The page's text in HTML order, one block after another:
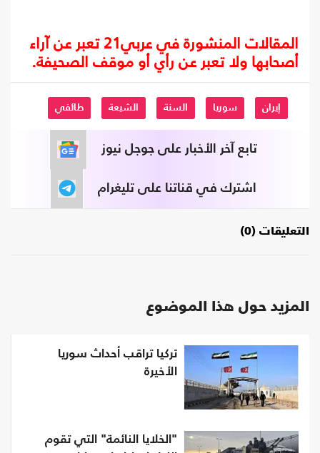
المقالات المنشورة في عربي21 تعبر عن آراء
أصحابها ولا تعبر عن رأي أو موقف الصحيفة.
إيران سوريا السنة الشيعة طائفي
تابع آخر الأخبار على جوجل نيوز
اشترك في قناتنا على تليغرام
التعليقات (0)
المزيد حول هذا الموضوع
تركيا تراقب أحداث سوريا
الأخيرة
"الخلايا النائمة" التي تقوم